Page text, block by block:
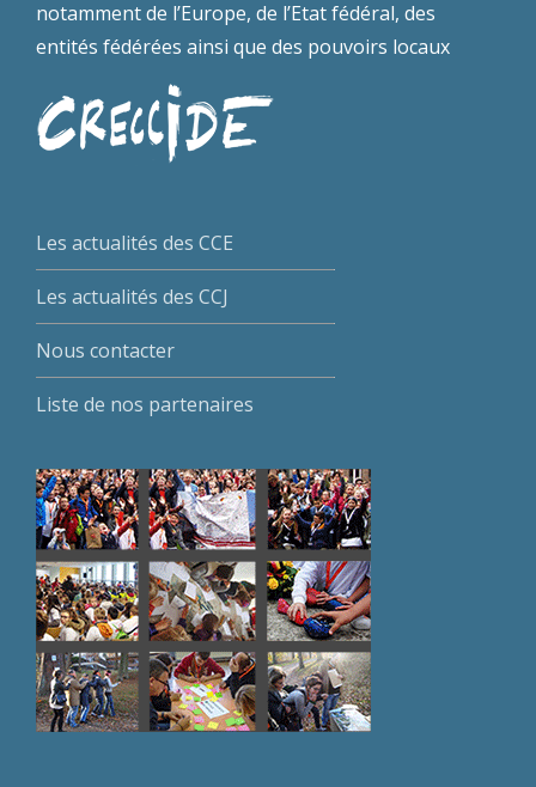
notamment de l’Europe, de l’Etat fédéral, des
entités fédérées ainsi que des pouvoirs locaux
Les actualités des CCE
Les actualités des CCJ
Nous contacter
Liste de nos partenaires